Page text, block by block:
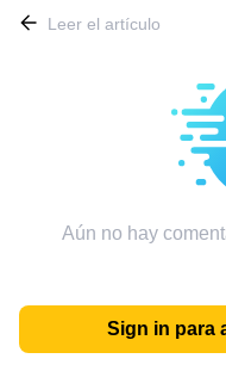
Leer el artículo
Aún no hay
Sign in para